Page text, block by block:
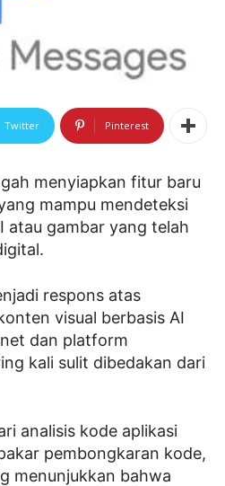
Twitter Pinterest
menyiapkan fitur baru
mampu mendeteksi
atau gambar yang telah
respons atas
visual berbasis AI
dan platform
kali sulit dibedakan dari
analisis kode aplikasi
pembongkaran kode,
menunjukkan bahwa